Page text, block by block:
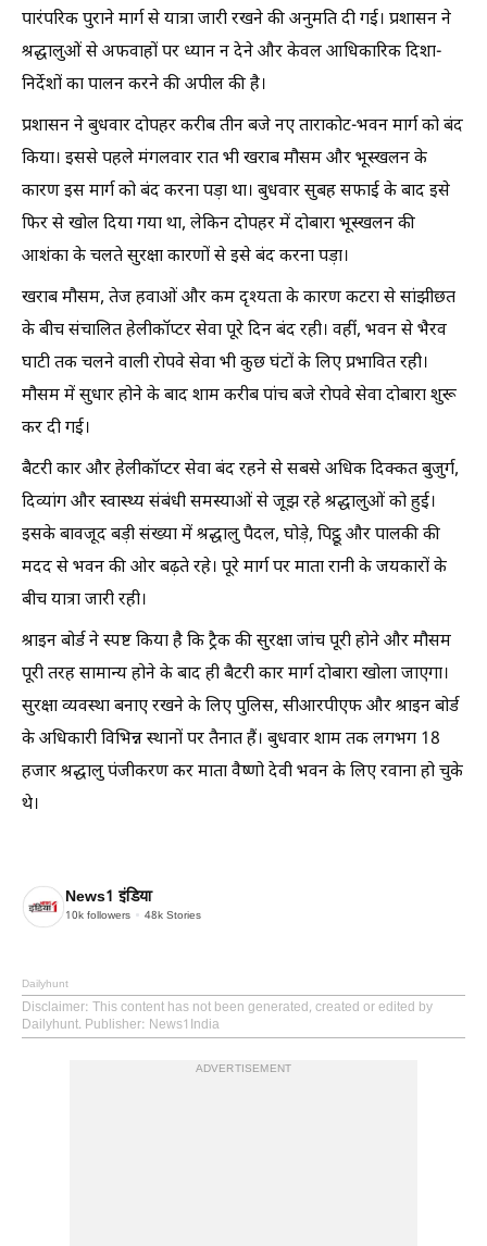
पारंपरिक पुराने मार्ग से यात्रा जारी रखने की अनुमति दी गई। प्रशासन ने
श्रद्धालुओं से अफवाहों पर ध्यान न देने और केवल आधिकारिक दिशा-
निर्देशों का पालन करने की अपील की है।
प्रशासन ने बुधवार दोपहर करीब तीन बजे नए ताराकोट-भवन मार्ग को बंद
किया। इससे पहले मंगलवार रात भी खराब मौसम और भूस्खलन के
कारण इस मार्ग को बंद करना पड़ा था। बुधवार सुबह सफाई के बाद इसे
फिर से खोल दिया गया था, लेकिन दोपहर में दोबारा भूस्खलन की
आशंका के चलते सुरक्षा कारणों से इसे बंद करना पड़ा।
खराब मौसम, तेज हवाओं और कम दृश्यता के कारण कटरा से सांझीछत
के बीच संचालित हेलीकॉप्टर सेवा पूरे दिन बंद रही। वहीं, भवन से भैरव
घाटी तक चलने वाली रोपवे सेवा भी कुछ घंटों के लिए प्रभावित रही।
मौसम में सुधार होने के बाद शाम करीब पांच बजे रोपवे सेवा दोबारा शुरू
कर दी गई।
बैटरी कार और हेलीकॉप्टर सेवा बंद रहने से सबसे अधिक दिक्कत बुजुर्ग,
दिव्यांग और स्वास्थ्य संबंधी समस्याओं से जूझ रहे श्रद्धालुओं को हुई।
इसके बावजूद बड़ी संख्या में श्रद्धालु पैदल, घोड़े, पिट्ठू और पालकी की
मदद से भवन की ओर बढ़ते रहे। पूरे मार्ग पर माता रानी के जयकारों के
बीच यात्रा जारी रही।
श्राइन बोर्ड ने स्पष्ट किया है कि ट्रैक की सुरक्षा जांच पूरी होने और मौसम
पूरी तरह सामान्य होने के बाद ही बैटरी कार मार्ग दोबारा खोला जाएगा।
सुरक्षा व्यवस्था बनाए रखने के लिए पुलिस, सीआरपीएफ और श्राइन बोर्ड
के अधिकारी विभिन्न स्थानों पर तैनात हैं। बुधवार शाम तक लगभग 18
हजार श्रद्धालु पंजीकरण कर माता वैष्णो देवी भवन के लिए रवाना हो चुके
थे।
News1 इंडिया
10k followers 48k Stories
Dailyhunt
Disclaimer: This content has not been generated, created or edited by
Dailyhunt. Publisher: News1India
ADVERTISEMENT